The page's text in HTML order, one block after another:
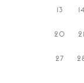
13 14
20 21
27